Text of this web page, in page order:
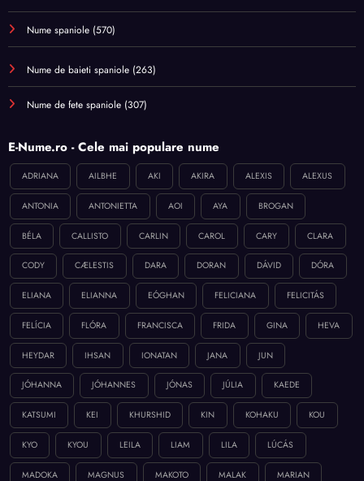
Nume spaniole (570)
Nume de baieti spaniole (263)
Nume de fete spaniole (307)
E-Nume.ro - Cele mai populare nume
ADRIANA AILBHE AKI AKIRA ALEXIS ALEXUS
ANTONIA ANTONIETTA AOI AYA BROGAN
BÉLA CALLISTO CARLIN CAROL CARY CLARA
CODY CÆLESTIS DARA DORAN DÁVID DÓRA
ELIANA ELIANNA EÓGHAN FELICIANA FELICITÁS
FELÍCIA FLÓRA FRANCISCA FRIDA GINA HEVA
HEYDAR IHSAN IONATAN JANA JUN
JÓHANNA JÓHANNES JÓNAS JÚLIA KAEDE
KATSUMI KEI KHURSHID KIN KOHAKU KOU
KYO KYOU LEILA LIAM LILA LÚCÁS
MADOKA MAGNUS MAKOTO MALAK MARIAN